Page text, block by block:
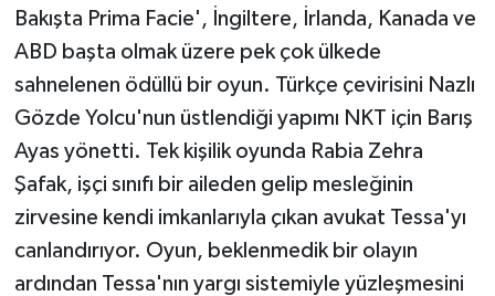
Bakışta Prima Facie', İngiltere, İrlanda, Kanada ve
ABD başta olmak üzere pek çok ülkede
sahnelenen ödüllü bir oyun. Türkçe çevirisini Nazlı
Gözde Yolcu'nun üstlendiği yapımı NKT için Barış
Ayas yönetti. Tek kişilik oyunda Rabia Zehra
Şafak, işçi sınıfı bir aileden gelip mesleğinin
zirvesine kendi imkanlarıyla çıkan avukat Tessa'yı
canlandırıyor. Oyun, beklenmedik bir olayın
ardından Tessa'nın yargı sistemiyle yüzleşmesini